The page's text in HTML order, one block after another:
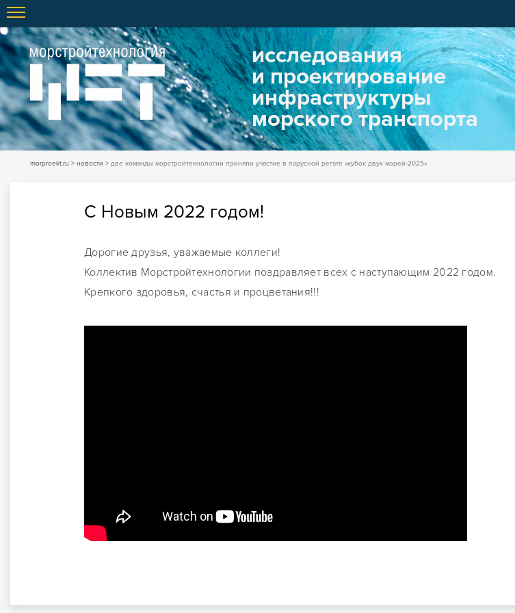
исследования
и проектирование
инфраструктуры
морского транспорта
morproekt.ru новости две команды морстройтехнологии приняли участие в парусной регате «кубок двух морей-2025»
С Новым 2022 годом!
Дорогие друзья, уважаемые коллеги!
Коллектив Морстройтехнологии поздравляет всех с наступающим 2022 годом.
Крепкого здоровья, счастья и процветания!!!